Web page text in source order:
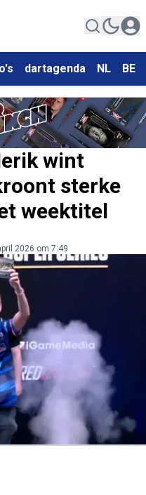
dartagenda NL BE
wint
sterke
weektitel
2026 om 7:49